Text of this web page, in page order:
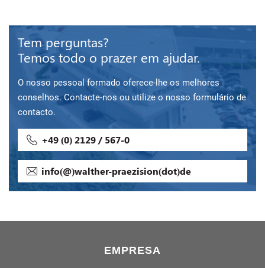
Tem perguntas?
Temos todo o prazer em ajudar.
O nosso pessoal formado oferece-lhe os melhores
conselhos. Contacte-nos ou utilize o nosso formulário de
contacto.
+49 (0) 2129 / 567-0
info(@)walther-praezision(dot)de
EMPRESA